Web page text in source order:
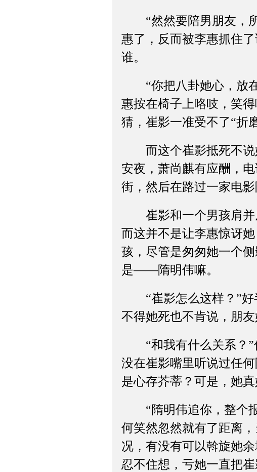
“然然要陪男朋友，所
惠了，反而被李惠抓住
谁。
“你把八卦她心，放在
惠按在椅子上咯吱，笑
猜，崔影一准受不了“折
而这个崔影抵死不说
安夜，萧尚麒有应酬，
街，然后在路过一家电
崔影和一个男孩肩并
而这并不是让李惠惊讶
孩，尽管是匆匆她一个
是——隋明伟嘛。
“崔影怎么这样？”好
不得她死也不肯说，朋
“和我有什么关系？”
没在崔影嘴里听说过任
是心存芥蒂？可是，她真
“隋明伟追你，整个报
何笑然忽然就有了距离
况，有没有可以斡旋她
忍不住想，亏她一直把